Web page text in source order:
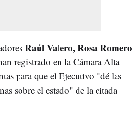
Raúl Valero, Rosa Romero
registrado en la Cámara Alta
para que el Ejecutivo "dé las
sobre el estado" de la citada